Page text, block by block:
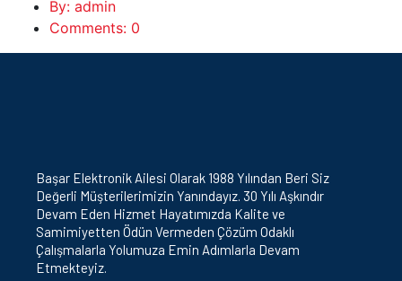
By: admin
Comments: 0
Başar Elektronik Ailesi Olarak 1988 Yılından Beri Siz
Değerli Müşterilerimizin Yanındayız. 30 Yılı Aşkındır
Devam Eden Hizmet Hayatımızda Kalite ve
Samimiyetten Ödün Vermeden Çözüm Odaklı
Çalışmalarla Yolumuza Emin Adımlarla Devam
Etmekteyiz.